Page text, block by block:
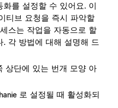
를 설정할 수 있어요. 이
티브 요청을 즉시 파악할
스는 작업을 자동으로 할
. 각 방법에 대해 설명해 드
상단에 있는 번개 모양 아
로 설정될 때 활성화되